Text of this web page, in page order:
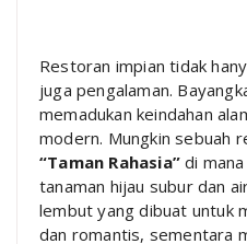
Restoran impian tidak
juga pengalaman.
memadukan keindahan
modern. Mungkin sebuah
“Taman Rahasia” di
tanaman hijau subur dan
lembut yang dibuat untuk
dan romantis, sementara